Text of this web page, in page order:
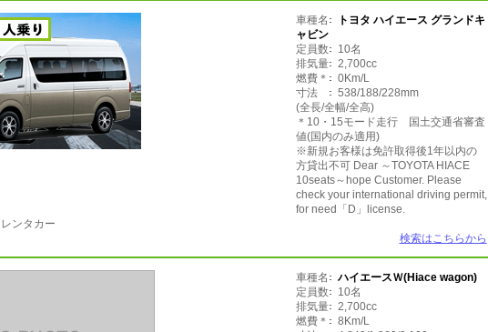
車種名
トヨタ ハイエース グランドキ
ャビン
定員数
10名
排気量
2,700cc
燃費＊
0Km/L
寸法
538/188/228mm
(全長/全幅/全高)
＊10・15モード走行 国土交通省審査
値(国内のみ適用)
※新規お客様は免許取得後1年以内の
方貸出不可 Dear ～TOYOTA HIACE
10seats～hope Customer. Please
check your international driving permit,
for need「D」license.
ンタカー
検索はこちらから
車種名
ハイエースＷ(Hiace wagon)
定員数
10名
排気量
2,700cc
燃費＊
8Km/L